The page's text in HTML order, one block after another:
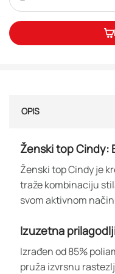
OPIS
Ženski top Cindy:
Ženski top Cindy je
traže kombinaciju
svom aktivnom
Izuzetna
Izrađen od 85%
pruža izvrsnu